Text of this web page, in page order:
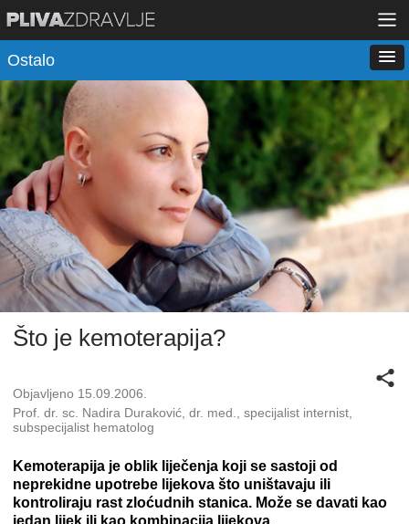
Ostalo
Što je kemoterapija?
Objavljeno 15.09.2006.
Prof. dr. sc. Nadira Duraković, dr. med., specijalist internist,
subspecijalist hematolog
Kemoterapija je oblik liječenja koji se sastoji od
neprekidne upotrebe lijekova što uništavaju ili
kontroliraju rast zloćudnih stanica. Može se davati kao